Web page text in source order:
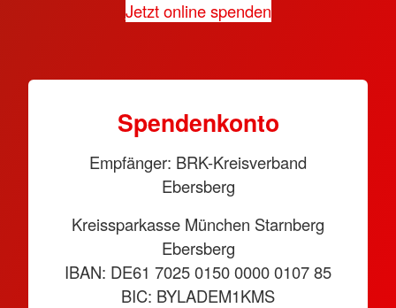
Jetzt online spenden
Spendenkonto
Empfänger: BRK-Kreisverband
Ebersberg
Kreissparkasse München Starnberg
Ebersberg
IBAN: DE61 7025 0150 0000 0107 85
BIC: BYLADEM1KMS